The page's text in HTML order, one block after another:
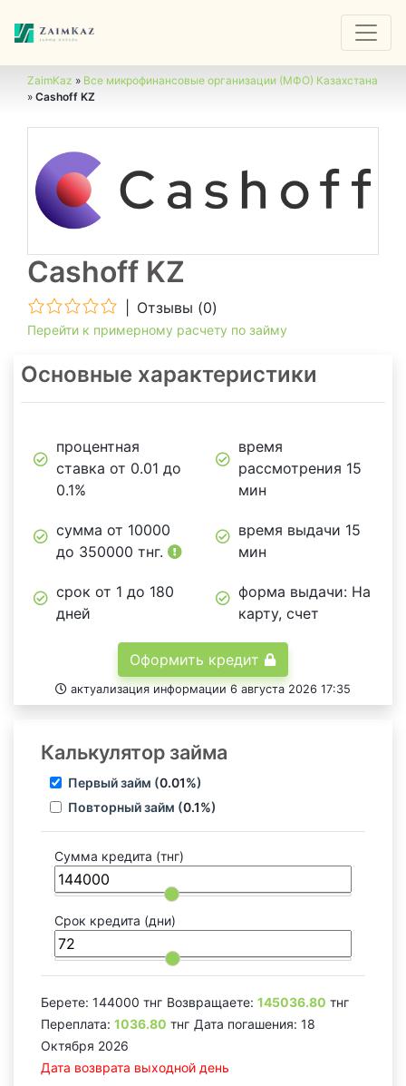
ZaimKaz » Все микрофинансовые организации (МФО) Казахстана
» Cashoff KZ
Cashoff KZ
Отзывы (0)
Перейти к примерному расчету по займу
Основные характеристики
процентная
ставка от 0.01 до
0.1%
сумма от 10000
до 350000 тнг.
срок от 1 до 180
дней
время
рассмотрения 15
мин
время выдачи 15
мин
форма выдачи: На
карту, счет
Оформить кредит
актуализация информации 6 августа 2026 17:35
Калькулятор займа
Первый займ (0.01%)
Повторный займ (0.1%)
Сумма кредита (тнг)
Срок кредита (дни)
Берете: 144000 тнг Возвращаете: 145036.80 тнг
Переплата: 1036.80 тнг Дата погашения: 18
Октября 2026
Дата возврата выходной день